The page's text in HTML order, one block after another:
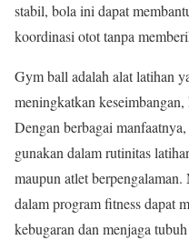
stabil, bola ini dapat
koordinasi otot tanpa
Gym ball adalah alat latihan
meningkatkan
Dengan berbagai manfaatnya,
gunakan dalam rutinitas
maupun atlet
dalam program fitness dapat
kebugaran dan menjaga